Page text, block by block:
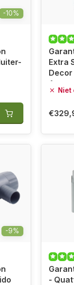
-10%
Extra
Niet
-9%
-